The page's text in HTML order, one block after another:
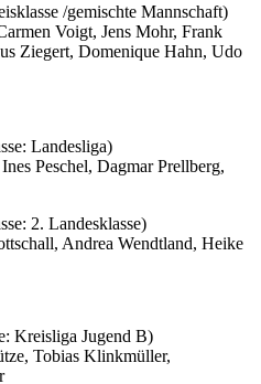
/gemischte Mannschaft)
Voigt, Jens Mohr, Frank
Ziegert, Domenique Hahn, Udo
Landesliga)
Peschel, Dagmar Prellberg,
2. Landesklasse)
Andrea Wendtland, Heike
Kreisliga Jugend B)
Tobias Klinkmüller,